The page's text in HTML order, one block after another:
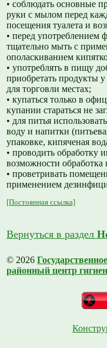
• соблюдать основные
руки с мылом перед
посещения туалета и
• перед употреблением
тщательно мыть с
ополаскиванием
• употреблять в пищу
приобретать продукты
для торговли местах;
• купаться только в
купании стараться не
• для питья
воду и напитки
упаковке, кипяченая
• проводить обработку
возможности обработка
• проветривать
применением
[Постоянная ссылка]
Вернуться в раздел
© 2026
районный центр